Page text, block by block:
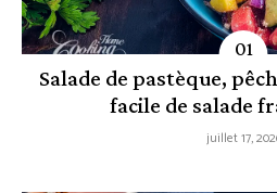
Salade de pastèque,
facile de salade
juillet 17,